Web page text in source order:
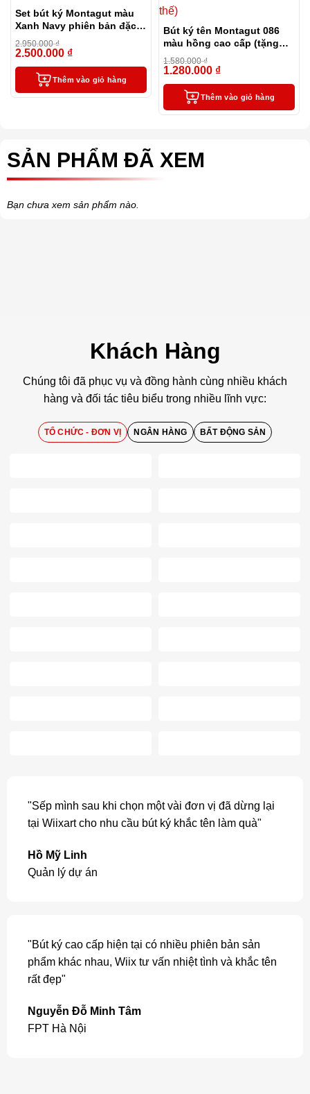
Set bút ký Montagut màu
Xanh Navy phiên bản đặc
biệt dành tặng thầy cô
2.950.000₫
2.500.000 ₫
Thêm vào giỏ hàng
Bút ký tên Montagut 086
màu hồng cao cấp (tặng
kèm 1 lọ mực và 2 ngòi
thay thế)
1.580.000₫
1.280.000 ₫
Thêm vào giỏ hàng
SẢN PHẨM ĐÃ XEM
Bạn chưa xem sản phẩm nào.
Khách Hàng
Chúng tôi đã phục vụ và đồng hành cùng nhiều khách
hàng và đối tác tiêu biểu trong nhiều lĩnh vực:
TỔ CHỨC - ĐƠN VỊ NGÂN HÀNG BẤT ĐỘNG SẢN
"Sếp mình sau khi chọn một vài đơn vị đã dừng lại
tại Wiixart cho nhu cầu bút ký khắc tên làm quà"
Hồ Mỹ Linh
Quản lý dự án
"Bút ký cao cấp hiện tại có nhiều phiên bản sản
phẩm khác nhau, Wiix tư vấn nhiệt tình và khắc tên
rất đẹp"
Nguyễn Đỗ Minh Tâm
FPT Hà Nội